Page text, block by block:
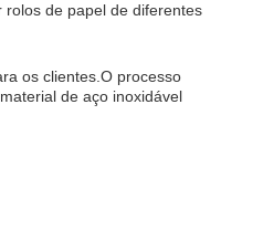
de papel de diferentes
os clientes.O processo
de aço inoxidável